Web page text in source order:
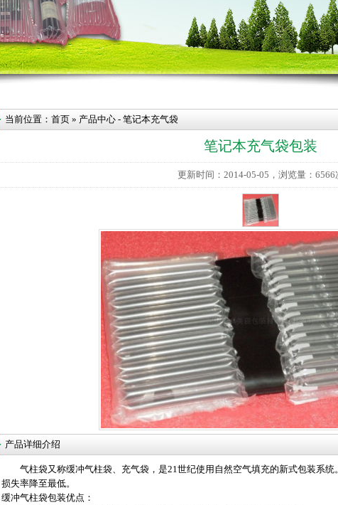
当前位置： 首页 » 产品中心 - 笔记本充气袋
笔记本充气袋包装
更新时间：2014-05-05，浏览量：6566
产品详细介绍
气柱袋又称缓冲气柱袋、充气袋，是21世纪使用自然空气填充的新式包装系
损失率降至最低。
缓冲气柱袋包装优点：